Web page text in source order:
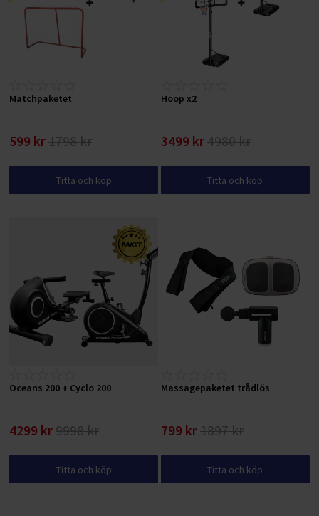
Matchpaketet
599 kr 1798 kr
Titta och köp
Hoop x2
3499 kr4980 kr
Titta och köp
Oceans 200 + Cyclo 200
4299 kr 9998 kr
Titta och köp
Massagepaketet trådlös
799 kr1897 kr
Titta och köp